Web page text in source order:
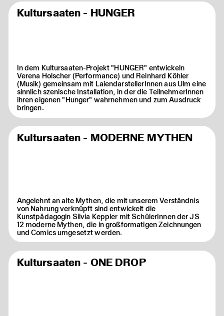
Kultursaaten - HUNGER
In dem Kultursaaten-Projekt "HUNGER" entwickeln
Verena Holscher (Performance) und Reinhard Köhler
(Musik) gemeinsam mit LaiendarstellerInnen aus Ulm eine
sinnlich szenische Installation, in der die TeilnehmerInnen
ihren eigenen "Hunger" wahrnehmen und zum Ausdruck
bringen.
Kultursaaten - MODERNE MYTHEN
Angelehnt an alte Mythen, die mit unserem Verständnis
von Nahrung verknüpft sind entwickelt die
Kunstpädagogin Silvia Keppler mit SchülerInnen der JS
12 moderne Mythen, die in großformatigen Zeichnungen
und Comics umgesetzt werden.
Kultursaaten - ONE DROP